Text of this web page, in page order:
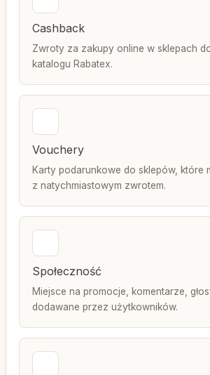
Cashback
Zwroty za zakupy online w sklepach
katalogu Rabatex.
Vouchery
Karty podarunkowe do sklepów, które
z natychmiastowym zwrotem.
Społeczność
Miejsce na promocje, komentarze,
dodawane przez użytkowników.